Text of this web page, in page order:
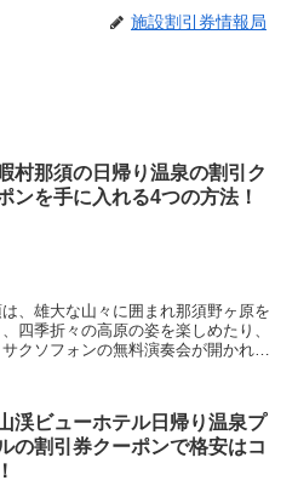
施設割引券情報局
村那須の日帰り温泉の割引ク
ンを手に入れる4つの方法！
、雄大な山々に囲まれ那須野ヶ原を
四季折々の高原の姿を楽しめたり、
クソフォンの無料演奏会が開かれた
渓ビューホテル日帰り温泉プ
の割引券クーポンで格安はコ